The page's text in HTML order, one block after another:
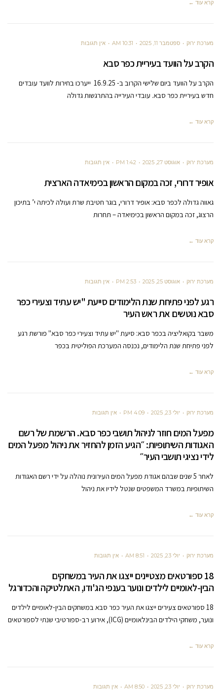
קרא עוד ←
מערכת ירוק ספטמבר 11, 2025 10:31 AM אין תגובות
הקרב על הוועד בעיריית כפר סבא
הקרב על הוועד ביום שלישי הקרוב ב- 16.9.25 ייערכו בחירות לוועד עובדים
חדש בעיריית כפר סבא. עובדי העירייה בהתרגשות גדולה
קרא עוד ←
מערכת ירוק אוגוסט 27, 2025 1:42 PM אין תגובות
אופיר דרורי, זכה במקום הראשון בכימיאדה הארצית
גאווה גדולה לכפר סבא: אופיר דרורי, בוגר חטיבת שרת ועולה לכיתה י’ בתיכון
הרצוג, זכה במקום הראשון בכימיאדה – תחרות
קרא עוד ←
מערכת ירוק אוגוסט 25, 2025 2:53 PM אין תגובות
רגע לפני פתיחת שנת הלימודים סייעת "יש עתיד וצעירי כפר
סבא נוטשים את ראש העיר
משבר בקואליציה בכפר סבא: סיעת "יש עתיד וצעירי כפר סבא" פורשת רגע
לפני פתיחת שנת הלימודים, נכנסה המערכת הפוליטית בכפר
קרא עוד ←
מערכת ירוק יולי 23, 2025 4:09 PM אין תגובות
מפעל המים חוזר לניהול תושבי כפר סבא. הרשמת של רשם
האגודות השיתופיות: ״הגיע הזמן להחזיר את ניהול מפעל המים
לידי נציגי תושבי העיר״
לאחר 5 שנים שבהם אגודת מפעל המים העירונית נוהלה על ידי רשם האגודות
השיתופיות במשרד המשפטים שנטל לידיו את ניהול
קרא עוד ←
מערכת ירוק יולי 23, 2025 8:51 AM אין תגובות
18 ספורטאים מצטיינים ייצגו את העיר במשחקים
הבין-לאומיים לילדים ונוער בענפי הג'ודו, האתלטיקה והכדורגל
18 ספורטאים צעירים ייצגו את העיר כפר סבא במשחקים הבין-לאומיים לילדים
ונוער, משחקי הילדים הבינלאומיים (ICG), אירוע רב-ספורטיבי שנתי לספורטאים
קרא עוד ←
מערכת ירוק יולי 23, 2025 8:50 AM אין תגובות